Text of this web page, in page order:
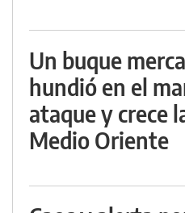
Un buque
hundió en el
ataque y crece
Medio Oriente